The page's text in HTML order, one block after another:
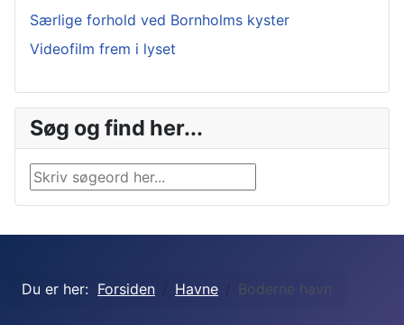
Særlige forhold ved Bornholms kyster
Videofilm frem i lyset
Søg og find her...
Søg …
Du er her: Forsiden Havne Boderne havn